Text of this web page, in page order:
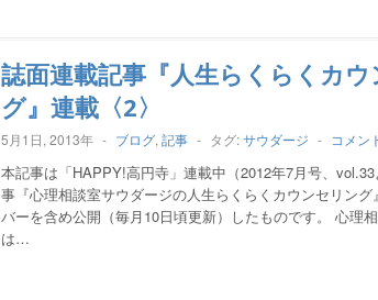
誌面連載記事『人生らくらくカ
グ』連載〈2〉
5月1日, 2013年 - ブログ, 記事 - タグ:サウダージ - コメン
本記事は「HAPPY!高円寺」連載中（2012年7月号、
事『心理相談室サウダージの人生らくらくカウンセリング
バーを含め公開（毎月10日頃更新）したものです。 心理
は…